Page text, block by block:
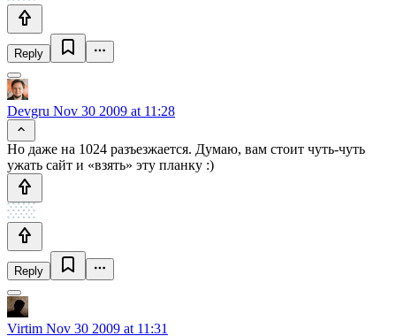
Reply
Devgru Nov 30 2009 at 11:28
Но даже на 1024 разъезжается. Думаю, вам стоит чуть-чуть
ужать сайт и «взять» эту планку :)
Reply
Virtim Nov 30 2009 at 11:31